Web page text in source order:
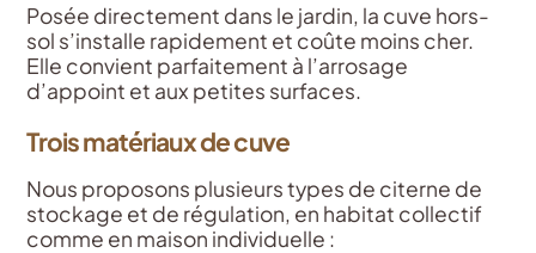
Posée directement dans le jardin, la cuve hors-
sol s’installe rapidement et coûte moins cher.
Elle convient parfaitement à l’arrosage
d’appoint et aux petites surfaces.
Trois matériaux de cuve
Nous proposons plusieurs types de citerne de
stockage et de régulation, en habitat collectif
comme en maison individuelle :